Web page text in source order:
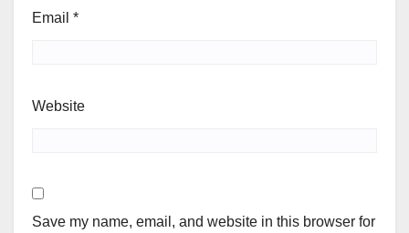
Email *
Website
Save my name, email, and website in this browser for